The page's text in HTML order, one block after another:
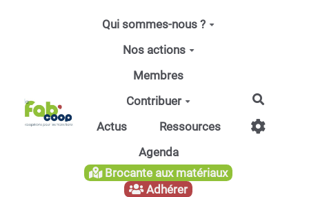
Aller au contenu principal
Qui sommes-nous ?
Nos actions
Membres
Contribuer
Actus
Ressources
Agenda
Brocante aux matériaux
Adhérer